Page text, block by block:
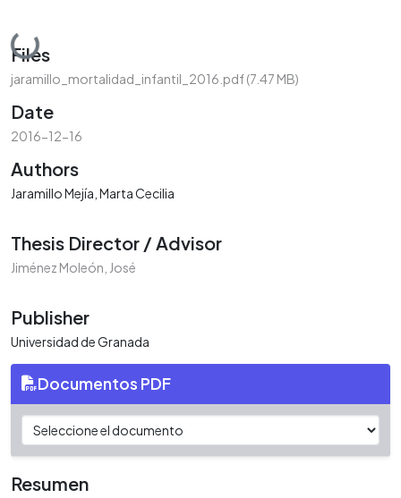
Loading...
Files
jaramillo_mortalidad_infantil_2016.pdf(7.47 MB)
Date
2016-12-16
Authors
Jaramillo Mejía, Marta Cecilia
Thesis Director / Advisor
Jiménez Moleón, José
Publisher
Universidad de Granada
Documentos PDF
Resumen